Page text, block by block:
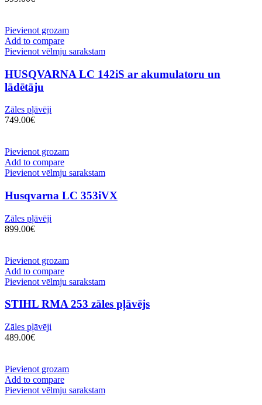
Pievienot grozam
Add to compare
Pievienot vēlmju sarakstam
HUSQVARNA LC 142iS ar akumulatoru un
lādētāju
Zāles pļāvēji
749.00€
Pievienot grozam
Add to compare
Pievienot vēlmju sarakstam
Husqvarna LC 353iVX
Zāles pļāvēji
899.00€
Pievienot grozam
Add to compare
Pievienot vēlmju sarakstam
STIHL RMA 253 zāles pļāvējs
Zāles pļāvēji
489.00€
Pievienot grozam
Add to compare
Pievienot vēlmju sarakstam